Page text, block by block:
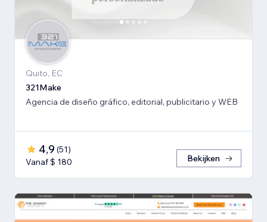
Quito, EC
321Make
Agencia de diseño gráfico, editorial, publicitario y WEB
4,9 (51)
Vanaf $ 180
Bekijken